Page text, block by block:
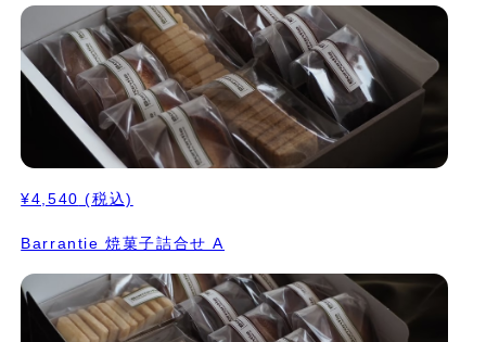
¥4,540 (税込)
Barrantie 焼菓子詰合せ A